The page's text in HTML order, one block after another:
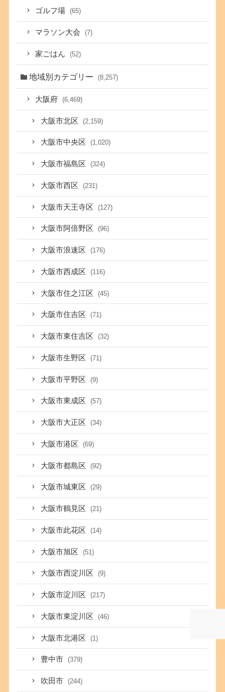
ゴルフ場 (65)
マラソン大会 (7)
家ごはん (52)
地域別カテゴリー (8,257)
大阪府 (6,469)
大阪市北区 (2,159)
大阪市中央区 (1,020)
大阪市福島区 (324)
大阪市西区 (231)
大阪市天王寺区 (127)
大阪市阿倍野区 (96)
大阪市浪速区 (176)
大阪市西成区 (116)
大阪市住之江区 (45)
大阪市住吉区 (71)
大阪市東住吉区 (32)
大阪市生野区 (71)
大阪市平野区 (9)
大阪市東成区 (57)
大阪市大正区 (34)
大阪市港区 (69)
大阪市都島区 (92)
大阪市城東区 (29)
大阪市鶴見区 (21)
大阪市此花区 (14)
大阪市旭区 (51)
大阪市西淀川区 (9)
大阪市淀川区 (217)
大阪市東淀川区 (46)
大阪市北港区 (1)
豊中市 (379)
吹田市 (244)